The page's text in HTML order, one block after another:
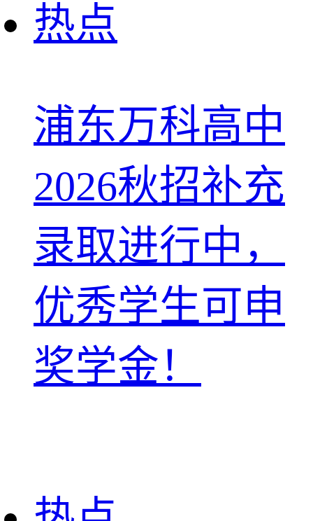
热点
浦东万科高中
2026秋招补充
录取进行中，
优秀学生可申
奖学金！